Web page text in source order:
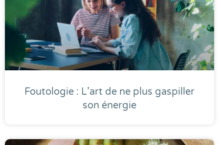
Foutologie : L’art de ne plus gaspiller
son énergie